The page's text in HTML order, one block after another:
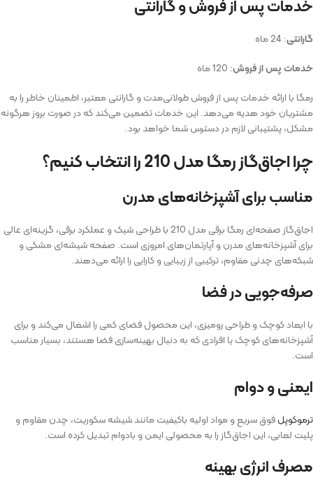
خدمات پس از فروش و گارانتی
گارانتی: 24 ماه
خدمات پس از فروش: 120 ماه
رمگا با ارائه خدمات پس از فروش طولانی‌مدت و گارانتی معتبر، اطمینان خاطر را به
مشتریان خود هدیه می‌دهد. این خدمات تضمین می‌کند که در صورت بروز هرگونه
مشکل، پشتیبانی لازم در دسترس شما خواهد بود.
چرا اجاق‌گاز رمگا مدل 210 را انتخاب کنیم؟
مناسب برای آشپزخانه‌های مدرن
اجاق‌گاز صفحه‌ای رمگا برقی مدل 210 با طراحی شیک و عملکرد برقی، گزینه‌ای عالی
برای آشپزخانه‌های مدرن و آپارتمان‌های امروزی است. صفحه شیشه‌ای مشکی و
شبکه‌های چدنی مقاوم، ترکیبی از زیبایی و کارایی را ارائه می‌دهند.
صرفه‌جویی در فضا
با ابعاد کوچک و طراحی رومیزی، این محصول فضای کمی را اشغال می‌کند و برای
آشپزخانه‌های کوچک یا افرادی که به دنبال بهینه‌سازی فضا هستند، بسیار مناسب
است.
ایمنی و دوام
ترموکوپلفوق سریع و مواد اولیه باکیفیت مانند شیشه سکوریت، چدن مقاوم و
پلیت لعابی، این اجاق‌گاز را به محصولی ایمن و بادوام تبدیل کرده است.
مصرف انرژی بهینه